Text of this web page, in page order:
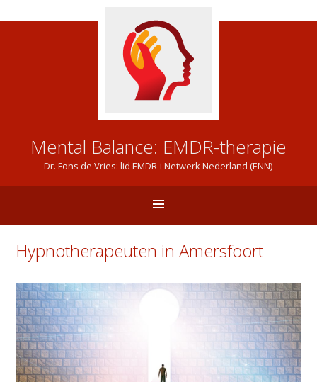
Mental Balance: EMDR-therapie
Dr. Fons de Vries: lid EMDR-i Netwerk Nederland (ENN)
Hypnotherapeuten in Amersfoort